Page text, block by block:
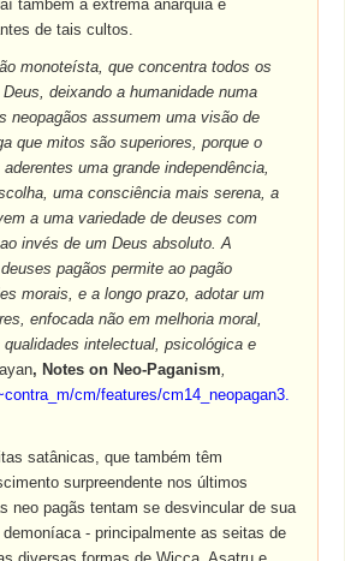
também a extrema anarquia e
de tais cultos.
monoteísta, que concentra todos os
deixando a humanidade numa
neopagãos assumem uma visão de
que mitos são superiores, porque o
uma grande independência,
uma consciência mais serena, a
a uma variedade de deuses com
invés de um Deus absoluto. A
pagãos permite ao pagão
morais, e a longo prazo, adotar um
enfocada não em melhoria moral,
intelectual, psicológica e
, Notes on Neo-Paganism,
cm/features/cm14_neopagan3.
satânicas, que também têm
surpreendente nos últimos
neo pagãs tentam se desvincular de sua
- principalmente as seitas de